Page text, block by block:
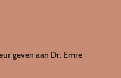
geven aan Dr. Emre